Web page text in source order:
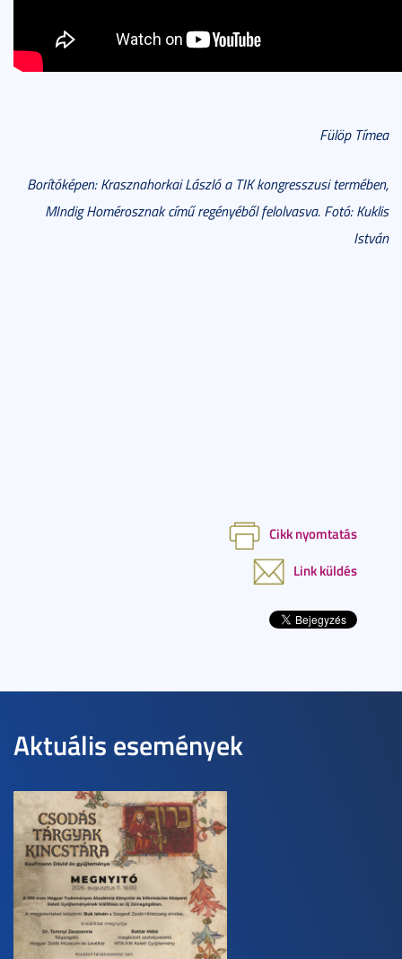
Fülöp Tímea
Borítóképen: Krasznahorkai László a TIK kongresszusi termében,
MIndig Homérosznak című regényéből felolvasva. Fotó: Kuklis
István
Cikk nyomtatás
Link küldés
Aktuális események